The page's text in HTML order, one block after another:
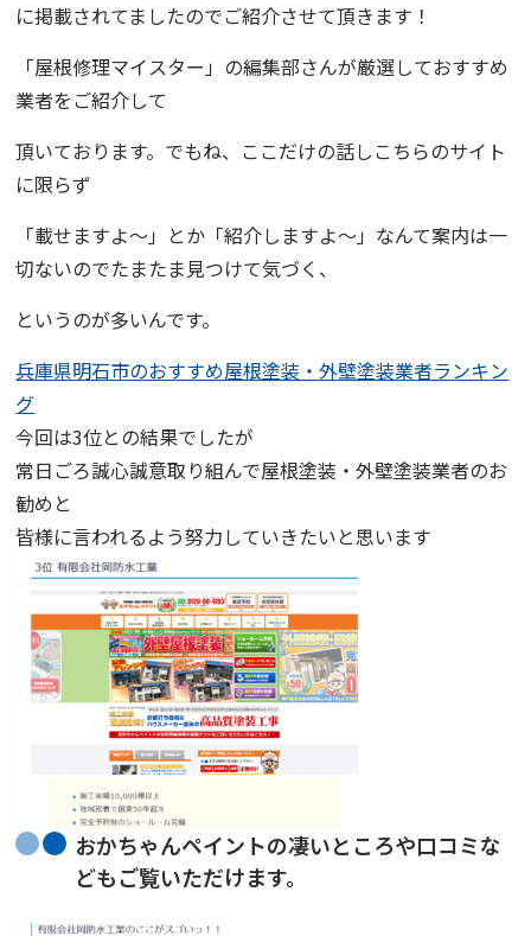
に掲載されてましたのでご紹介させて頂きます！
「屋根修理マイスター 」の編集部さんが厳選しておすすめ
業者をご紹介して
頂いております。でもね、ここだけの話しこちらのサイト
に限らず
「載せますよ〜」とか「紹介しますよ〜」なんて案内は一
切ないのでたまたま見つけて気づく、
というのが多いんです。
兵庫県明石市のおすすめ屋根塗装・外壁塗装業者ランキン
グ
今回は3位との結果でしたが
常日ごろ誠心誠意取り組んで屋根塗装・外壁塗装業者のお
勧めと
皆様に言われるよう努力していきたいと思います
おかちゃんペイントの凄いところや口コミな
どもご覧いただけます。